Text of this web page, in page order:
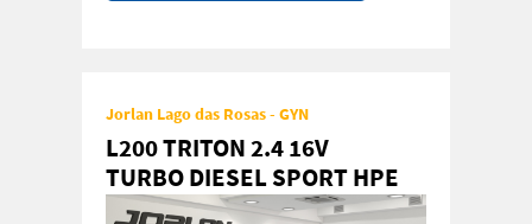
Jorlan Lago das Rosas - GYN
L200 TRITON 2.4 16V
TURBO DIESEL SPORT HPE
CD 4P 4